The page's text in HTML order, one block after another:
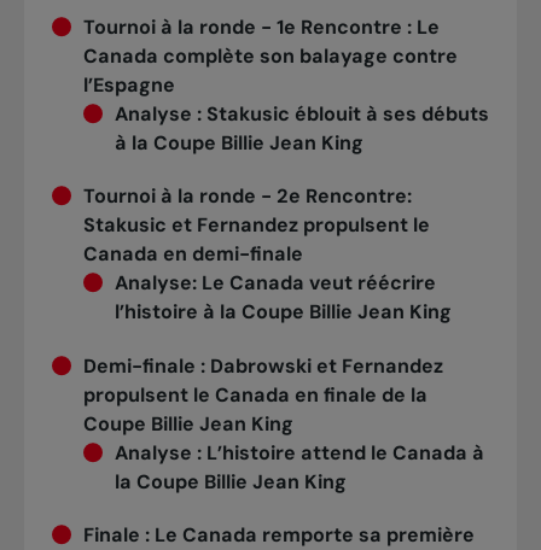
Tournoi à la ronde - 1e Rencontre : Le
Canada complète son balayage contre
l’Espagne
Analyse : Stakusic éblouit à ses débuts
à la Coupe Billie Jean King
Tournoi à la ronde - 2e Rencontre:
Stakusic et Fernandez propulsent le
Canada en demi-finale
Analyse: Le Canada veut réécrire
l’histoire à la Coupe Billie Jean King
Demi-finale : Dabrowski et Fernandez
propulsent le Canada en finale de la
Coupe Billie Jean King
Analyse : L’histoire attend le Canada à
la Coupe Billie Jean King
Finale : Le Canada remporte sa première